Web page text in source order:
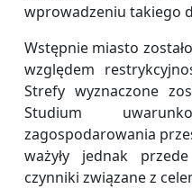
wprowadzeniu takiego
Wstępnie miasto
względem
Strefy wyznaczone
Studium
zagospodarowania
ważyły jednak
czynniki związane z